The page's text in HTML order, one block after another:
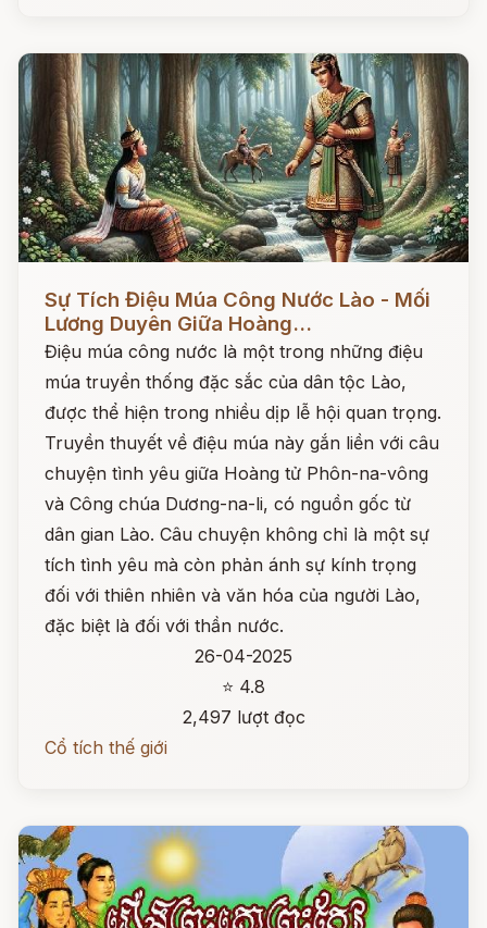
Sự Tích Điệu Múa Công Nước Lào - Mối
Lương Duyên Giữa Hoàng...
Điệu múa công nước là một trong những điệu
múa truyền thống đặc sắc của dân tộc Lào,
được thể hiện trong nhiều dịp lễ hội quan trọng.
Truyền thuyết về điệu múa này gắn liền với câu
chuyện tình yêu giữa Hoàng tử Phôn-na-vông
và Công chúa Dương-na-li, có nguồn gốc từ
dân gian Lào. Câu chuyện không chỉ là một sự
tích tình yêu mà còn phản ánh sự kính trọng
đối với thiên nhiên và văn hóa của người Lào,
đặc biệt là đối với thần nước.
26-04-2025
⭐ 4.8
2,497 lượt đọc
Cổ tích thế giới